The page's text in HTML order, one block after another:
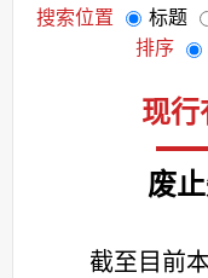
搜索位置 标题
排序
现行
废
截至目前